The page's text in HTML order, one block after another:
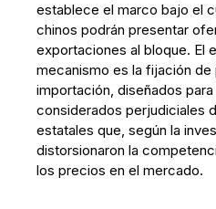
establece el marco bajo el
chinos podrán presentar
exportaciones al bloque. El
mecanismo es la fijación
importación, diseñados
considerados perjudiciales
estatales que, según la
distorsionaron la
los precios en el mercado.